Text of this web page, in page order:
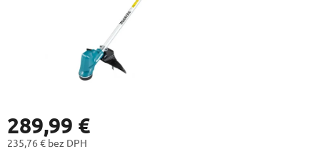
289,99 €
235,76 € bez DPH